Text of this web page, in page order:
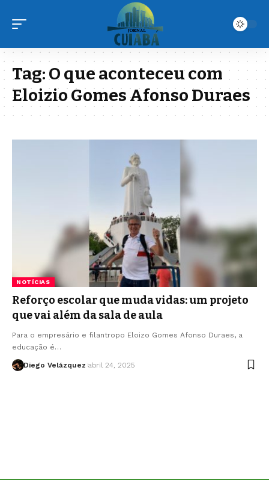
Tag:O que aconteceu com
Eloizio Gomes Afonso Duraes
NOTÍCIAS
Reforço escolar que muda vidas: um projeto
que vai além da sala de aula
Para o empresário e filantropo Eloizo Gomes Afonso Duraes, a
educação é…
Diego Velázquez abril 24, 2025